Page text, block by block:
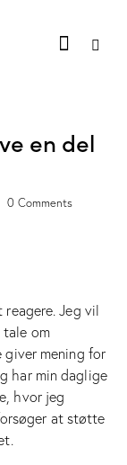
en del
0 Comments
Jeg vil
om
mening for
har min daglige
hvor jeg
at støtte